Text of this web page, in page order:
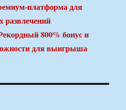
платформа для
развлечений
800% бонус и
для выигрыша